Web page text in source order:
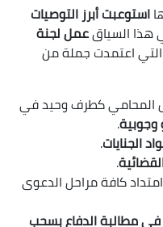
استوعبت أبرز التوصيات
السياقعمل لجنة
اعتمدت جملة من
كطرف وحيد في
.
.
.
كافة مراحل الدعوى
مطالبة الدفاع بسحب